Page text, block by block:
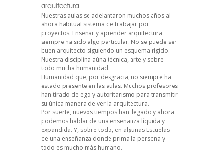
arquitectura
Nuestras aulas se adelantaron muchos años al
ahora habitual sistema de trabajar por
proyectos. Enseñar y aprender arquitectura
siempre ha sido algo particular. No se puede ser
buen arquitecto siguiendo un esquema rígido.
Nuestra disciplina aúna técnica, arte y sobre
todo mucha humanidad.
Humanidad que, por desgracia, no siempre ha
estado presente en las aulas. Muchos profesores
han tirado de ego y autoritarismo para transmitir
su única manera de ver la arquitectura.
Por suerte, nuevos tiempos han llegado y ahora
podemos hablar de una enseñanza líquida y
expandida. Y, sobre todo, en algunas Escuelas
de una enseñanza donde prima la persona y
todo es mucho más humano.